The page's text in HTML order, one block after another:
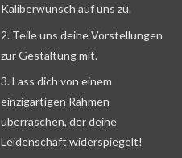
Kaliberwunsch auf uns zu.
2. Teile uns deine Vorstellungen
zur Gestaltung mit.
3. Lass dich von einem
einzigartigen Rahmen
überraschen, der deine
Leidenschaft widerspiegelt!